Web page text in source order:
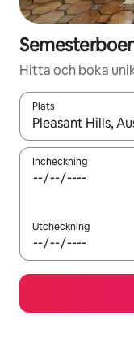
Hitta och boka
Plats
När resultaten är
Incheckning
Utcheckning